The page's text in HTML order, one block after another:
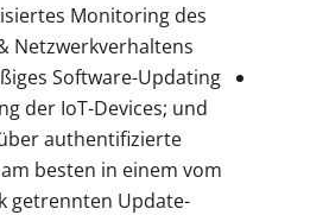
Monitoring des
Netzwerkverhaltens
Software-Updating
der IoT-Devices; und
authentifizierte
besten in einem vom
getrennten Update-